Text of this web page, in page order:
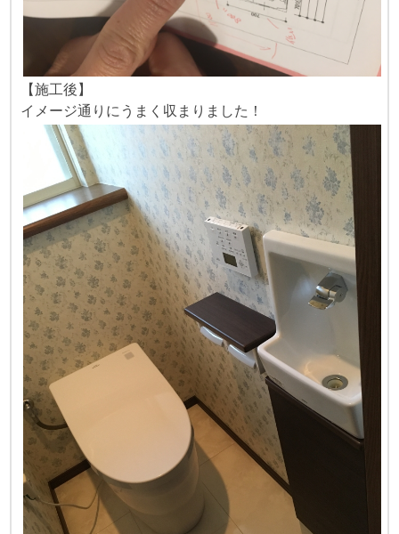
【施工後】
イメージ通りにうまく収まりました！